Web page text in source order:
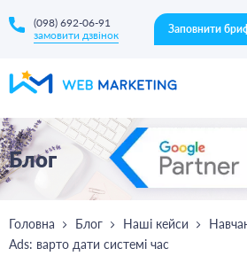
(098) 692-06-91
замовити дзвінок
Заповнити
Блог
Головна Блог Наші кейси
Ads: варто дати системі час